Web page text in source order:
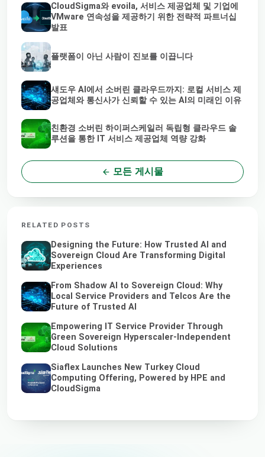
CloudSigma와 evoila, 서비스 제공업체 및 기업에
VMware 연속성을 제공하기 위한 전략적 파트너십
발표
플랫폼이 아닌 사람이 진보를 이끕니다
섀도우 AI에서 소버린 클라우드까지: 로컬 서비스 제
공업체와 통신사가 신뢰할 수 있는 AI의 미래인 이유
친환경 소버린 하이퍼스케일러 독립형 클라우드 솔
루션을 통한 IT 서비스 제공업체 역량 강화
모든 게시물
RELATED POSTS
Designing the Future: How Trusted AI and
Sovereign Cloud Are Transforming Digital
Experiences
From Shadow AI to Sovereign Cloud: Why
Local Service Providers and Telcos Are the
Future of Trusted AI
Empowering IT Service Provider Through
Green Sovereign Hyperscaler-Independent
Cloud Solutions
Siaflex Launches New Turkey Cloud
Computing Offering, Powered by HPE and
CloudSigma